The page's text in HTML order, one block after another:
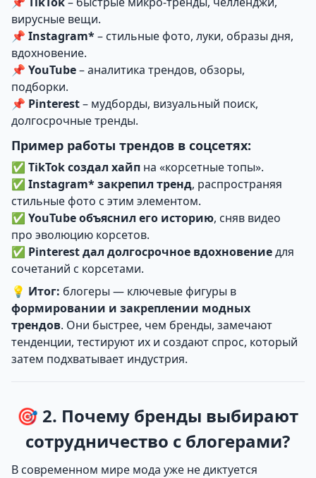
вирусные вещи.
📌 Instagram*– стильные фото, луки, образы дня,
вдохновение.
📌 YouTube– аналитика трендов, обзоры,
подборки.
📌 Pinterest– мудборды, визуальный поиск,
долгосрочные тренды.
Пример работы трендов в соцсетях:
✅ TikTok создал хайп на «корсетные топы».
✅ Instagram* закрепил тренд, распространяя
стильные фото с этим элементом.
✅ YouTube объяснил его историю, сняв видео
про эволюцию корсетов.
✅ Pinterest дал долгосрочное вдохновениедля
сочетаний с корсетами.
💡 Итог: блогеры — ключевые фигуры в
формировании и закреплении модных
трендов. Они быстрее, чем бренды, замечают
тенденции, тестируют их и создают спрос, который
затем подхватывает индустрия.
🎯 2. Почему бренды выбирают
сотрудничество с блогерами?
В современном мире мода уже не диктуется